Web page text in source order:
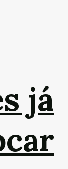
já